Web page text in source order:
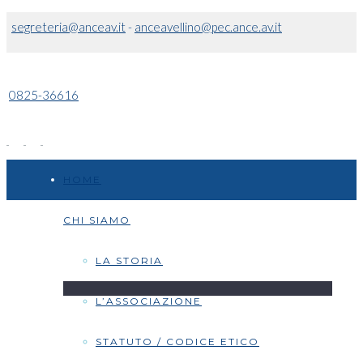
segreteria@anceav.it- anceavellino@pec.ance.av.it
0825-36616
CHI SIAMO
LA STORIA
L’ASSOCIAZIONE
STATUTO / CODICE ETICO